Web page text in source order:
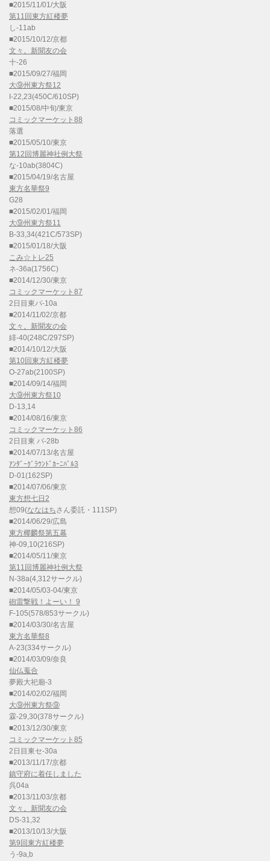
■2015/11/01/大阪
第11回東方紅楼夢
し-11ab
■2015/10/12/京都
文々。新聞友の会
十-26
■2015/09/27/福岡
大⑨州東方祭12
I-22,23(450C/610SP)
■2015/08/中旬/東京
コミックマーケット88
落選
■2015/05/10/東京
第12回博麗神社例大祭
な-10ab(3804C)
■2015/04/19/名古屋
東方名華祭9
G28
■2015/02/01/福岡
大⑨州東方祭11
B-33,34(421C/573SP)
■2015/01/18/大阪
こみ☆トレ25
ネ-36a(1756C)
■2014/12/30/東京
コミックマーケット87
2日目東パ-10a
■2014/11/02/京都
文々。新聞友の会
緋-40(248C/297SP)
■2014/10/12/大阪
第10回東方紅楼夢
O-27ab(2100SP)
■2014/09/14/福岡
大⑨州東方祭10
D-13,14
■2014/08/16/東京
コミックマーケット86
2日目東 パ-28b
■2014/07/13/名古屋
ｱﾝﾀﾞｰｸﾞﾗｳﾝﾄﾞｶｰﾆﾊﾞﾙ3
D-01(162SP)
■2014/07/06/東京
東方想七日2
想09(ななはちさん委託・111SP)
■2014/06/29/広島
東方椰麟祭第五幕
神-09,10(216SP)
■2014/05/11/東京
第11回博麗神社例大祭
N-38a(4,312サークル)
■2014/05/03-04/東京
砲雷撃戦！よーい！ 9
F-105(578/853サークル)
■2014/03/30/名古屋
東方名華祭8
A-23(334サークル)
■2014/03/09/奈良
仙仏蒐合
夢殿大祀廟-3
■2014/02/02/福岡
大⑨州東方祭⑨
霖-29,30(378サークル)
■2013/12/30/東京
コミックマーケット85
2日目東セ-30a
■2013/11/17/京都
鎮守府に着任しました
呉04a
■2013/11/03/京都
文々。新聞友の会
DS-31,32
■2013/10/13/大阪
第9回東方紅楼夢
う-9a,b